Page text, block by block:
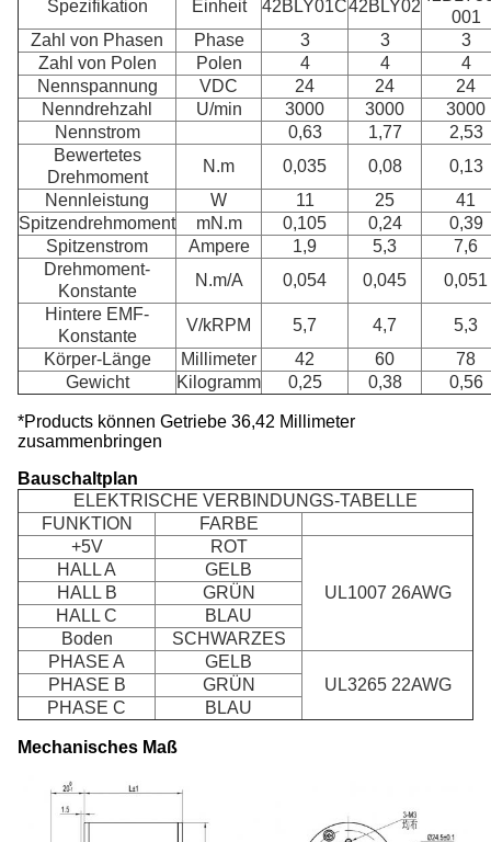
Spezifikation Einheit 42BLY01C42BLY02
001
Zahl von Phasen
Phase 3 3
3
Zahl von Polen
Polen 4 4
4
Nennspannung
VDC 24 24
24
Nenndrehzahl
U/min 3000 3000
3000
Nennstrom
0,63 1,77
2,53
Bewertetes
Drehmoment
N.m 0,035 0,08
0,13
Nennleistung
W 11 25
41
Spitzendrehmoment
mN.m 0,105 0,24
0,39
Spitzenstrom
Ampere 1,9 5,3
7,6
Drehmoment-
Konstante
N.m/A 0,054 0,045
0,051
Hintere EMF-
Konstante
V/kRPM 5,7 4,7
5,3
Körper-Länge
Millimeter 42 60
78
Gewicht
Kilogramm 0,25 0,38 0,56
*Products können Getriebe 36,42 Millimeter
zusammenbringen
Bauschaltplan
ELEKTRISCHE VERBINDUNGS-TABELLE
FUNKTION
FARBE
+5V
ROT
UL1007 26AWG
HALL A
GELB
HALL B
GRÜN
HALL C
BLAU
Boden
SCHWARZES
PHASE A
GELB
UL3265 22AWG
PHASE B
GRÜN
PHASE C
BLAU
Mechanisches Maß